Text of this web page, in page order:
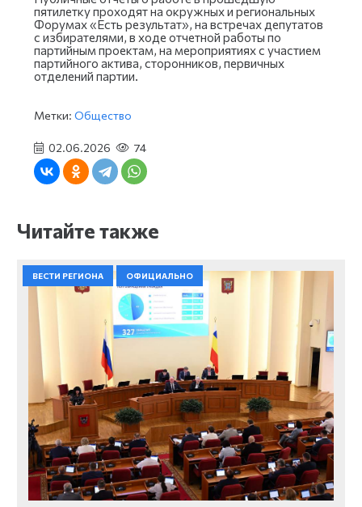
пятилетку проходят на окружных и региональных
Форумах «Есть результат», на встречах депутатов
с избирателями, в ходе отчетной работы по
партийным проектам, на мероприятиях с участием
партийного актива, сторонников, первичных
отделений партии.
Метки: Общество
02.06.2026 74
Читайте также
ВЕСТИ РЕГИОНА ОФИЦИАЛЬНО